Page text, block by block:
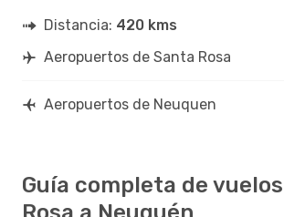
Distancia: 420 kms
Aeropuertos de Santa Rosa
Aeropuertos de Neuquen
Guía completa de